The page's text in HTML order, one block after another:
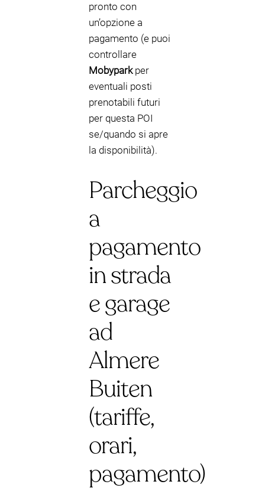
pronto con
un’opzione a
pagamento (e puoi
controllare
Mobyparkper
eventuali posti
prenotabili futuri
per questa POI
se/quando si apre
la disponibilità).
Parcheggio
a
pagamento
in strada
e garage
ad
Almere
Buiten
(tariffe,
orari,
pagamento)